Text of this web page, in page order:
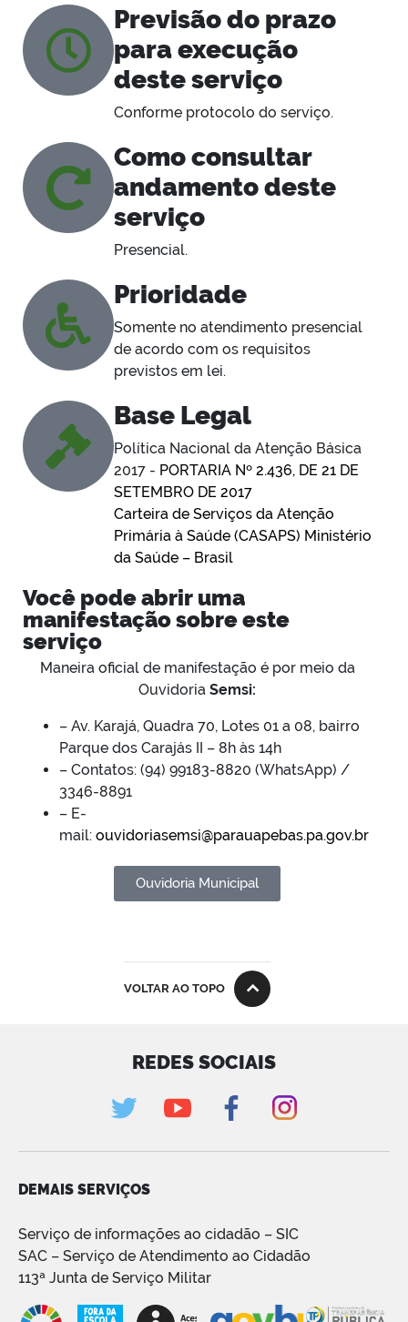
Previsão do prazo
para execução
deste serviço
Conforme protocolo do serviço.
Como consultar
andamento deste
serviço
Presencial.
Prioridade
Somente no atendimento presencial
de acordo com os requisitos
previstos em lei.
Base Legal
Política Nacional da Atenção Básica
2017 - PORTARIA Nº 2.436, DE 21 DE
SETEMBRO DE 2017
Carteira de Serviços da Atenção
Primária à Saúde (CASAPS) Ministério
da Saúde – Brasil
Você pode abrir uma
manifestação sobre este
serviço
Maneira oficial de manifestação é por meio da
Ouvidoria Semsi:
– Av. Karajá, Quadra 70, Lotes 01 a 08, bairro
Parque dos Carajás II – 8h às 14h
– Contatos: (94) 99183-8820 (WhatsApp) /
3346-8891
– E-
mail: ouvidoriasemsi@parauapebas.pa.gov.br
Ouvidoria Municipal
VOLTAR AO TOPO
REDES SOCIAIS
DEMAIS SERVIÇOS
Serviço de informações ao cidadão – SIC
SAC – Serviço de Atendimento ao Cidadão
113ª Junta de Serviço Militar